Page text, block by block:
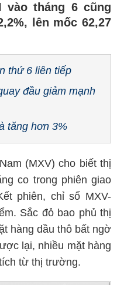
vào tháng 6 cũng
lên mốc 62,27
thứ 6 liên tiếp
đầu giảm mạnh
tăng hơn 3%
(MXV) cho biết thị
co trong phiên giao
phiên, chỉ số MXV-
Sắc đỏ bao phủ thị
hàng dầu thô bất ngờ
lại, nhiều mặt hàng
từ thị trường.